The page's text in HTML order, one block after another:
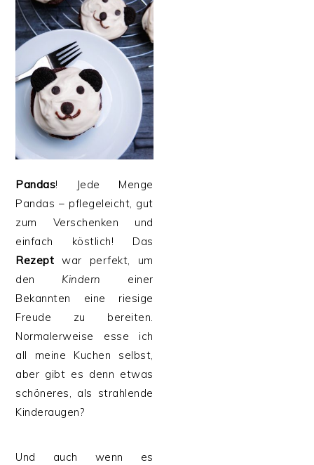
Pandas! Jede Menge
Pandas – pflegeleicht, gut
zum Verschenken und
einfach köstlich! Das
Rezept war perfekt, um
den Kindern einer
Bekannten eine riesige
Freude zu bereiten.
Normalerweise esse ich
all meine Kuchen selbst,
aber gibt es denn etwas
schöneres, als strahlende
Kinderaugen?
Und auch wenn es